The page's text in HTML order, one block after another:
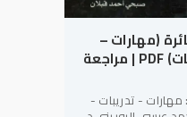
(مهارات –
تدريبات – إصابات) PDF | مراجعة
مهارات - تدريبات -